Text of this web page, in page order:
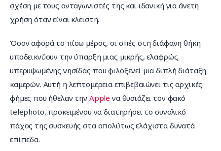
σχέση με τους ανταγωνιστές της και ιδανική για άνετη
χρήση όταν είναι κλειστή.
Όσον αφορά το πίσω μέρος, οι οπές στη διάφανη θήκη
υποδεικνύουν την ύπαρξη μιας μικρής, ελαφρώς
υπερυψωμένης νησίδας που φιλοξενεί μια διπλή διάταξη
καμερών. Αυτή η λεπτομέρεια επιβεβαιώνει τις αρχικές
φήμες που ήθελαν την Apple να θυσιάζει τον φακό
telephoto, προκειμένου να διατηρήσει το συνολικό
πάχος της συσκευής στα απολύτως ελάχιστα δυνατά
επίπεδα.